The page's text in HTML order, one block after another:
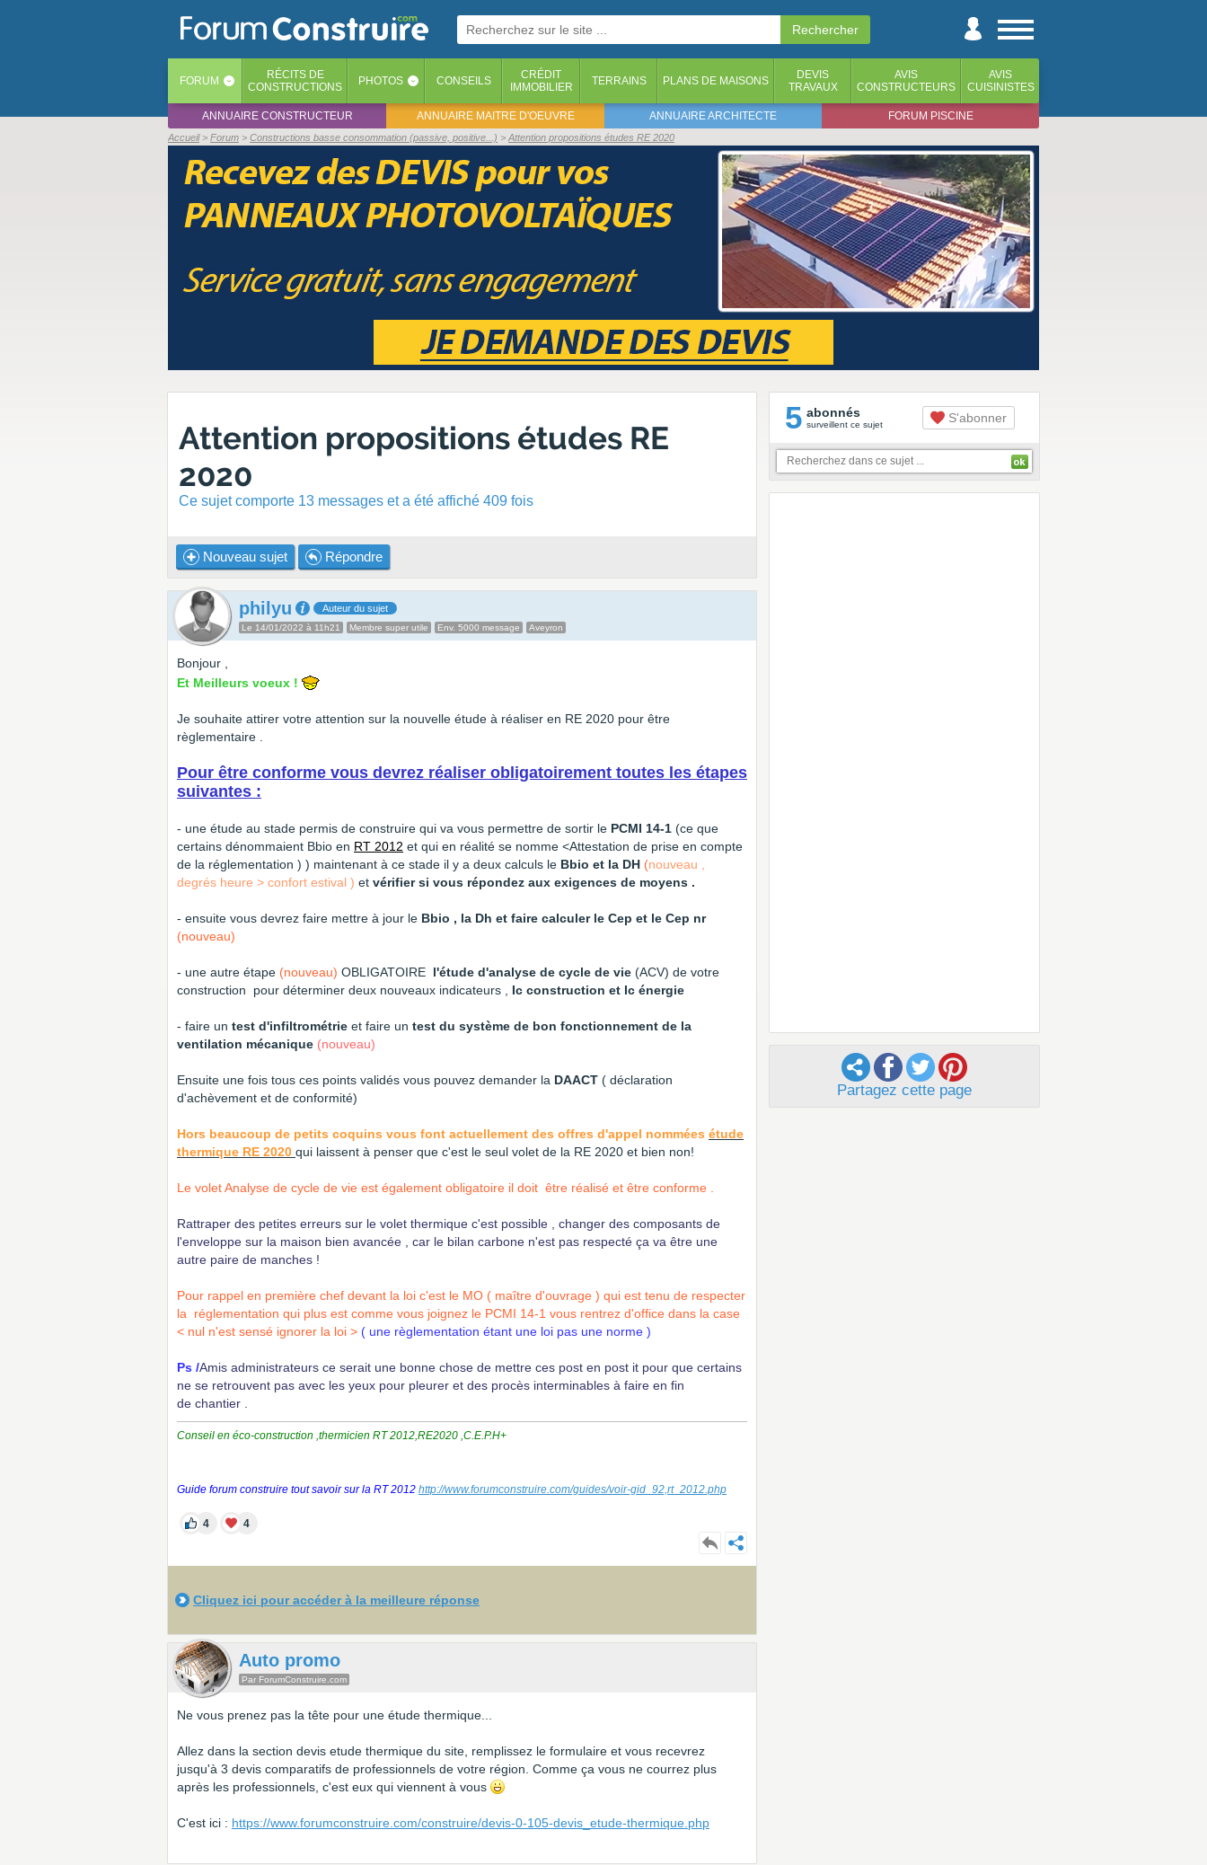
FORUM ‹ RÉCITS DE
CONSTRUCTIONS
PHOTOS ‹ CONSEILS
CRÉDIT
IMMOBILIER
TERRAINS PLANS DE MAISONS
DEVIS
TRAVAUX
AVIS
CONSTRUCTEURS
AVIS
CUISINISTES
ANNUAIRE CONSTRUCTEUR ANNUAIRE MAITRE D'OEUVRE ANNUAIRE ARCHITECTE FORUM PISCINE
Accueil Forum Constructions basse consommation (passive, positive...) Attention propositions études RE 2020
Attention propositions études RE
2020
Ce sujet comporte 13 messages et a été affiché 409 fois
Nouveau sujet Répondre
philyu Auteur du sujet
Le 14/01/2022 à 11h21 Membre super utile Env. 5000 message Aveyron
Bonjour ,
Et Meilleurs voeux !
Je souhaite attirer votre attention sur la nouvelle étude à réaliser en RE 2020 pour être
règlementaire .
Pour être conforme vous devrez réaliser obligatoirement toutes les étapes
suivantes :
- une étude au stade permis de construire qui va vous permettre de sortir le PCMI 14-1 (ce que
certains dénommaient Bbio en RT 2012 et qui en réalité se nomme <Attestation de prise en compte
de la réglementation ) ) maintenant à ce stade il y a deux calculs le Bbio et la DH (nouveau ,
degrés heure > confort estival ) et vérifier si vous répondez aux exigences de moyens .
- ensuite vous devrez faire mettre à jour le Bbio , la Dh et faire calculer le Cep et le Cep nr
(nouveau)
- une autre étape (nouveau) OBLIGATOIRE l'étude d'analyse de cycle de vie (ACV) de votre
construction pour déterminer deux nouveaux indicateurs , Ic construction et Ic énergie
- faire un test d'infiltrométrie et faire un test du système de bon fonctionnement de la
ventilation mécanique (nouveau)
Ensuite une fois tous ces points validés vous pouvez demander la DAACT ( déclaration
d'achèvement et de conformité)
Hors beaucoup de petits coquins vous font actuellement des offres d'appel nommées étude
thermique RE 2020 qui laissent à penser que c'est le seul volet de la RE 2020 et bien non!
Le volet Analyse de cycle de vie est également obligatoire il doit être réalisé et être conforme .
Rattraper des petites erreurs sur le volet thermique c'est possible , changer des composants de
l'enveloppe sur la maison bien avancée , car le bilan carbone n'est pas respecté ça va être une
autre paire de manches !
Pour rappel en première chef devant la loi c'est le MO ( maître d'ouvrage ) qui est tenu de respecter
la réglementation qui plus est comme vous joignez le PCMI 14-1 vous rentrez d'office dans la case
< nul n'est sensé ignorer la loi > ( une règlementation étant une loi pas une norme )
Ps /Amis administrateurs ce serait une bonne chose de mettre ces post en post it pour que certains
ne se retrouvent pas avec les yeux pour pleurer et des procès interminables à faire en fin
de chantier .
Conseil en éco-construction ,thermicien RT 2012,RE2020 ,C.E.P.H+
Guide forum construire tout savoir sur la RT 2012 http://www.forumconstruire.com/guides/voir-gid_92,rt_2012.php
4 4
Cliquez ici pour accéder à la meilleure réponse
Auto promo
Par ForumConstruire.com
Ne vous prenez pas la tête pour une étude thermique...
Allez dans la section devis etude thermique du site, remplissez le formulaire et vous recevrez
jusqu'à 3 devis comparatifs de professionnels de votre région. Comme ça vous ne courrez plus
après les professionnels, c'est eux qui viennent à vous
C'est ici : https://www.forumconstruire.com/construire/devis-0-105-devis_etude-thermique.php
5 abonnés
surveillent ce sujet S'abonner
Partagez cette page